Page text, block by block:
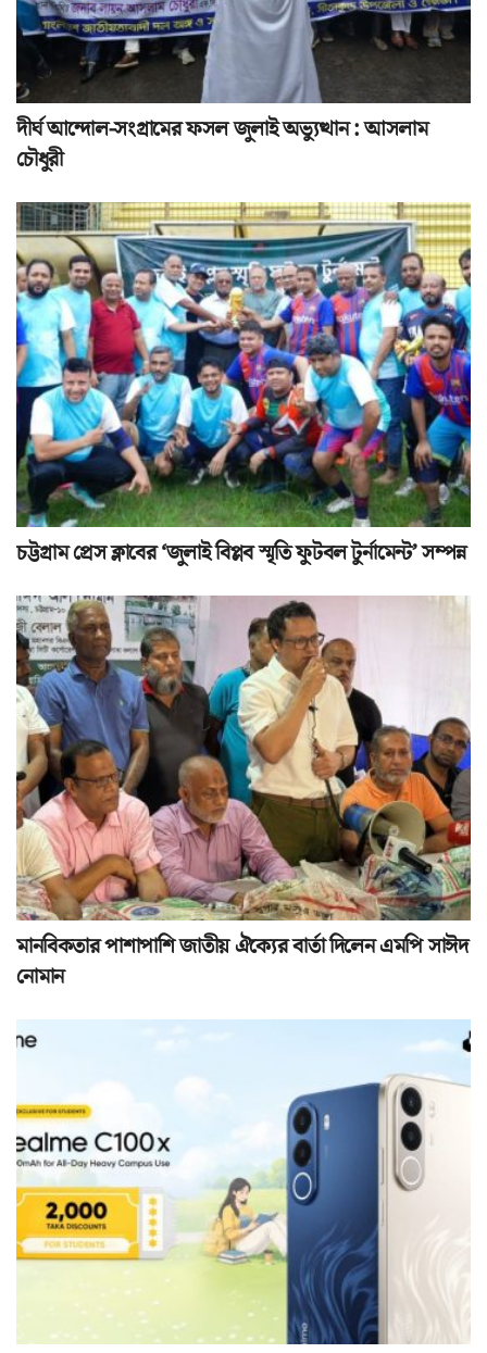
দীর্ঘ আন্দোল-সংগ্রামের ফসল জুলাই অভ্যুত্থান : আসলাম
চৌধুরী
চট্টগ্রাম প্রেস ক্লাবের ‘জুলাই বিপ্লব স্মৃতি ফুটবল টুর্নামেন্ট’ সম্পন্ন
মানবিকতার পাশাপাশি জাতীয় ঐক্যের বার্তা দিলেন এমপি সাঈদ
নোমান